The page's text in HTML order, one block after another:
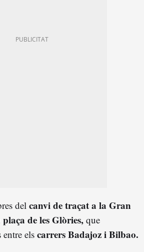
del canvi de traçat a la Gran
de les Glòries, que
els carrers Badajoz i Bilbao.